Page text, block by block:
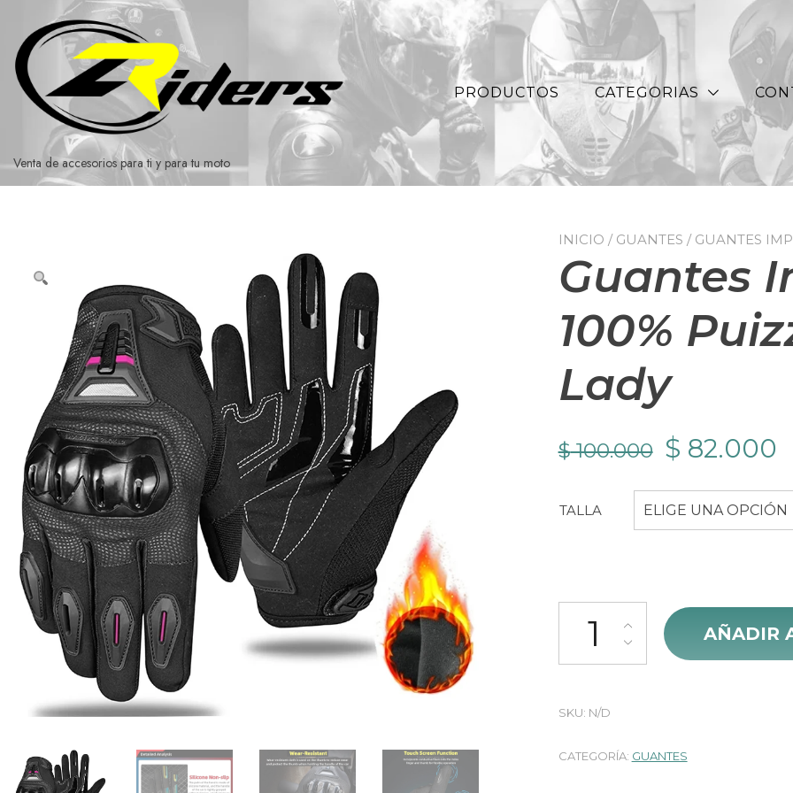
contenido
Venta de accesorios para ti y para tu moto
PRODUCTOS CATEGORIAS
INICIO / GUANTES / GUANTES
Guantes
100%
Lady
$100.000 El
precio
original
$
$ 82.000
TALLA ELIGE UNA OPCIÓN
Guantes Impermeables 100%
AÑADIR
SKU: N/D
CATEGORÍA: GUANTES